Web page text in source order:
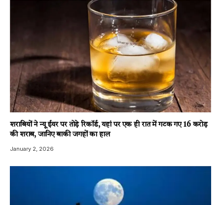
शराबियों ने न्यू ईयर पर तोड़े रिकॉर्ड, यहां पर एक ही रात में गटक गए 16 करोड़
की शराब, जानिए बाकी जगहों का हाल
January 2, 2026